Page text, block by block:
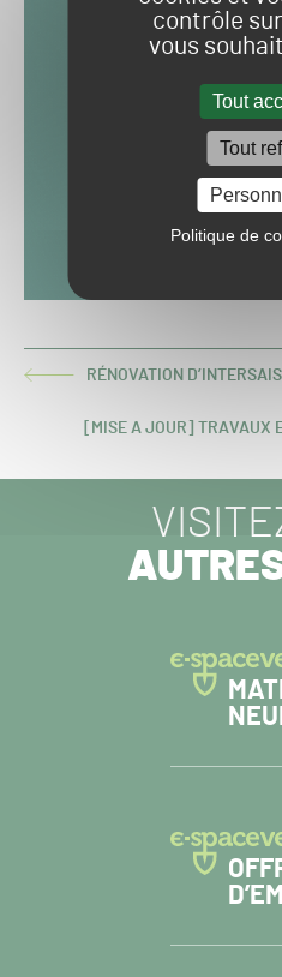
contrôle
vous
Tout
Tout
Politique de
ARTICLERÉNOVATION
ARTICLE
[MISE A JOUR] TRAVAUX